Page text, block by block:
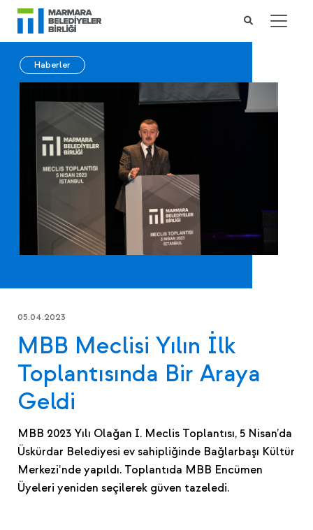
Haberler
05.04.2023
MBB Meclisi Yılın İlk
Toplantısında Bir Araya
Geldi
MBB 2023 Yılı Olağan I. Meclis Toplantısı, 5 Nisan’da
Üskürdar Belediyesi ev sahipliğinde Bağlarbaşı Kültür
Merkezi’nde yapıldı. Toplantıda MBB Encümen
Üyeleri yeniden seçilerek güven tazeledi.